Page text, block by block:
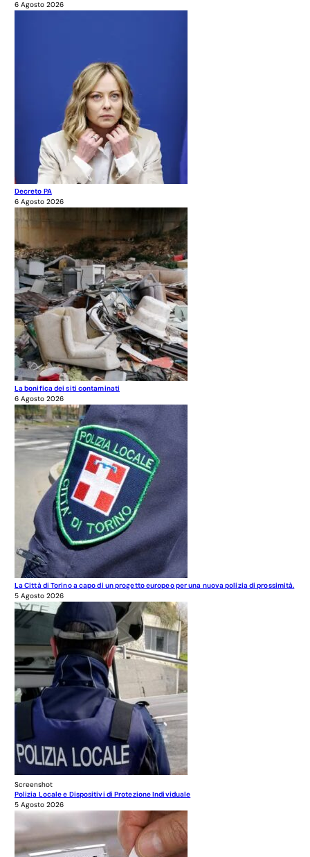
6 Agosto 2026
Decreto PA
6 Agosto 2026
La bonifica dei siti contaminati
6 Agosto 2026
La Città di Torino a capo di un progetto europeo per una nuova polizia di prossimità.
5 Agosto 2026
Screenshot
Polizia Locale e Dispositivi di Protezione Individuale
5 Agosto 2026